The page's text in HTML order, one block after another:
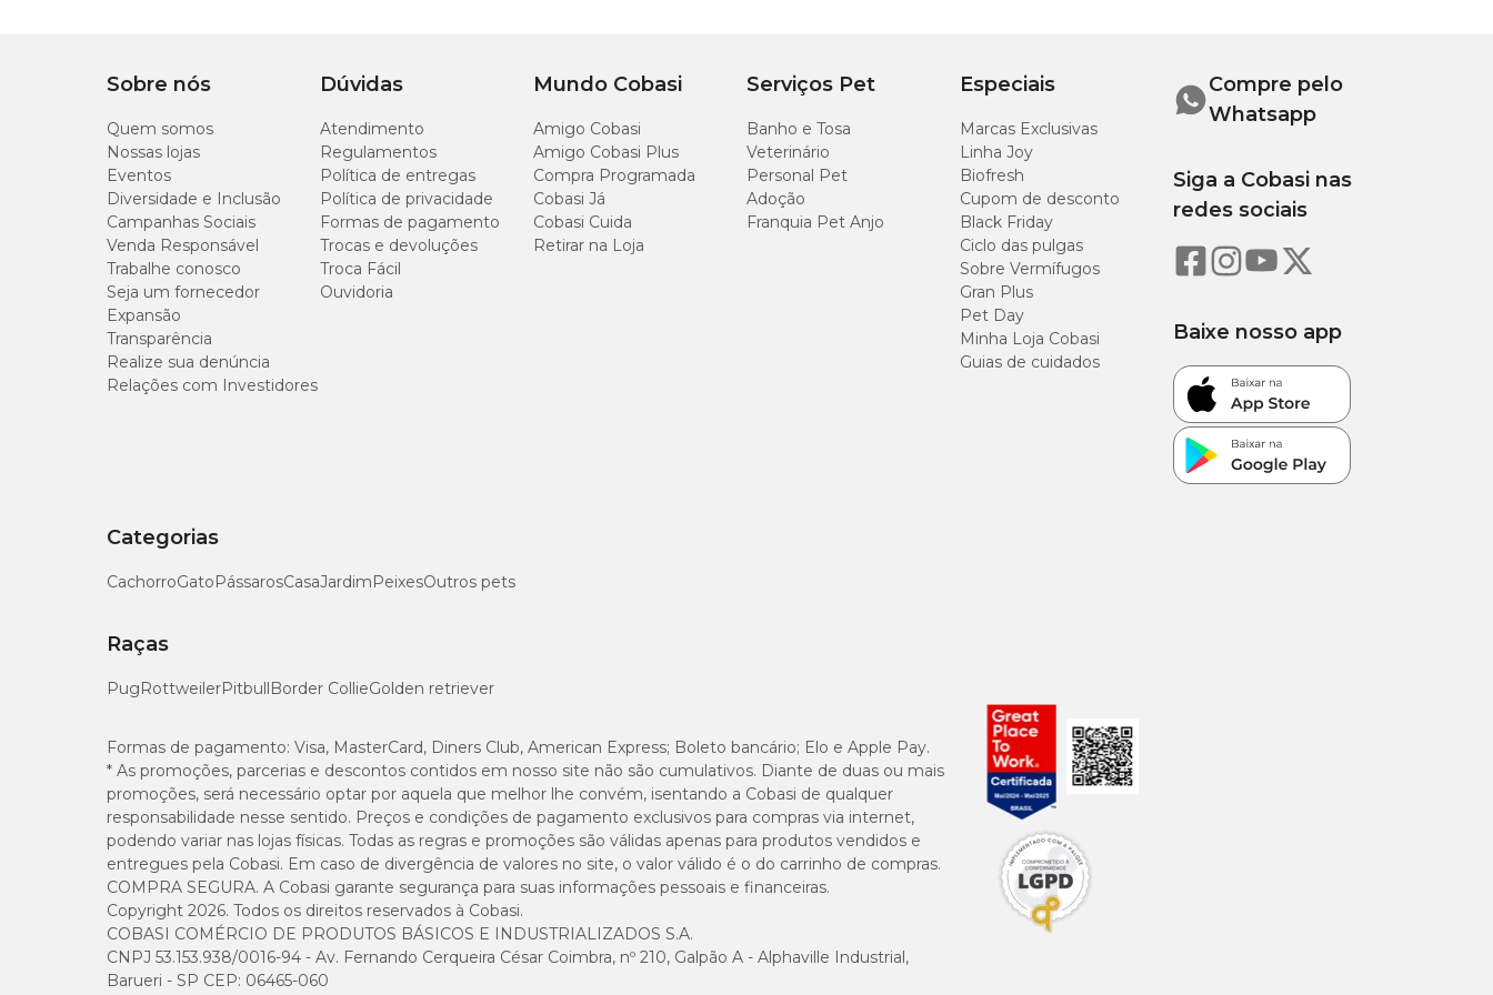
Classificação Super Premium
43 cm
M 61 cm 51 cm
71 cm 56 cm
Como lavar a Cama Fábrica Pet?
Os enchimentos podem ser lavados por imersão preferencialmente com sabão líquido;
coloque água no tanque ou balde, dissolva bem o sabão e lave os enchimentos;
troque a água e enxague abundantemente até a retirada total do sabão;
espremer bem com as mãos para retirada do excesso de água, sem torcer para não deformar;
Sobre nós
Quem somos
Nossas lojas
Eventos
Diversidade e Inclusão
Campanhas Sociais
Venda Responsável
Trabalhe conosco
Seja um fornecedor
Expansão
Transparência
Realize sua denúncia
Relações com Investidores
Dúvidas
Atendimento
Regulamentos
Política de entregas
Política de privacidade
Formas de pagamento
Trocas e devoluções
Troca Fácil
Ouvidoria
Mundo Cobasi
Amigo Cobasi
Amigo Cobasi Plus
Compra Programada
Cobasi Já
Cobasi Cuida
Retirar na Loja
Serviços Pet
Banho e Tosa
Veterinário
Personal Pet
Adoção
Franquia Pet Anjo
Especiais
Marcas Exclusivas
Linha Joy
Biofresh
Cupom de desconto
Black Friday
Ciclo das pulgas
Sobre Vermífugos
Gran Plus
Pet Day
Minha Loja Cobasi
Guias de cuidados
Categorias
CachorroGatoPássarosCasaJardimPeixesOutros pets
Raças
PugRottweilerPitbullBorder CollieGolden retriever
Compre pelo
Whatsapp
Siga a Cobasi nas
redes sociais
Baixe nosso app
Formas de pagamento: Visa, MasterCard, Diners Club, American Express; Boleto bancário; Elo e Apple Pay.
* As promoções, parcerias e descontos contidos em nosso site não são cumulativos. Diante de duas ou mais
promoções, será necessário optar por aquela que melhor lhe convém, isentando a Cobasi de qualquer
responsabilidade nesse sentido. Preços e condições de pagamento exclusivos para compras via internet,
podendo variar nas lojas físicas. Todas as regras e promoções são válidas apenas para produtos vendidos e
entregues pela Cobasi. Em caso de divergência de valores no site, o valor válido é o do carrinho de compras.
COMPRA SEGURA. A Cobasi garante segurança para suas informações pessoais e financeiras.
Copyright 2026. Todos os direitos reservados à Cobasi.
COBASI COMÉRCIO DE PRODUTOS BÁSICOS E INDUSTRIALIZADOS S.A.
CNPJ 53.153.938/0016-94 - Av. Fernando Cerqueira César Coimbra, nº 210, Galpão A - Alphaville Industrial,
Barueri - SP CEP: 06465-060